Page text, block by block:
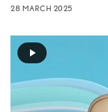
28 MARCH 2025